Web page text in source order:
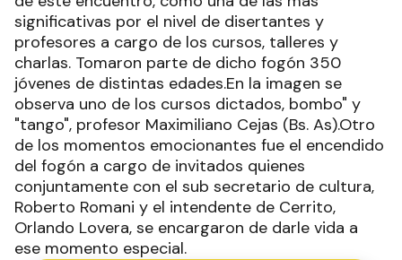
significativas por el nivel de disertantes y
profesores a cargo de los cursos, talleres y
charlas. Tomaron parte de dicho fogón 350
jóvenes de distintas edades.En la imagen se
observa uno de los cursos dictados, bombo" y
"tango", profesor Maximiliano Cejas (Bs. As).Otro
de los momentos emocionantes fue el encendido
del fogón a cargo de invitados quienes
conjuntamente con el sub secretario de cultura,
Roberto Romani y el intendente de Cerrito,
Orlando Lovera, se encargaron de darle vida a
ese momento especial.